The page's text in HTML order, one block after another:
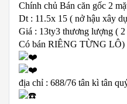
Chính chủ Bán căn gốc 2
Dt : 11.5x 15 ( nở hậu xây
Giá : 13ty3 thương lượng ( 2
Có bán RIÊNG TỪNG LÔ)
địa chỉ : 688/76 tân kì tân